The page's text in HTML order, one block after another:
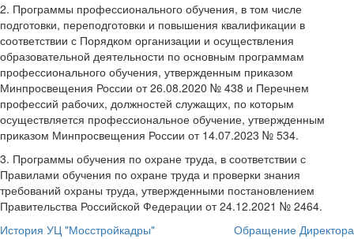
2. Программы профессионального обучения, в том числе
подготовки, переподготовки и повышения квалификации в
соответствии с Порядком организации и осуществления
образовательной деятельности по основным программам
профессионального обучения, утвержденным приказом
Минпросвещения России от 26.08.2020 № 438 и Перечнем
профессий рабочих, должностей служащих, по которым
осуществляется профессиональное обучение, утвержденным
приказом Минпросвещения России от 14.07.2023 № 534.
3. Программы обучения по охране труда, в соответствии с
Правилами обучения по охране труда и проверки знания
требований охраны труда, утвержденными постановлением
Правительства Российской Федерации от 24.12.2021 № 2464.
История УЦ "Мосстройкадры"
Обращение Директора